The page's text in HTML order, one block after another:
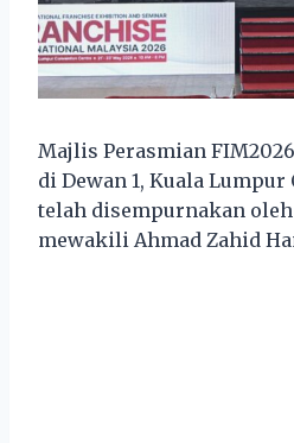
Majlis Perasmian
di Dewan 1, Kuala
telah disempurnakan
mewakili Ahmad Zahid